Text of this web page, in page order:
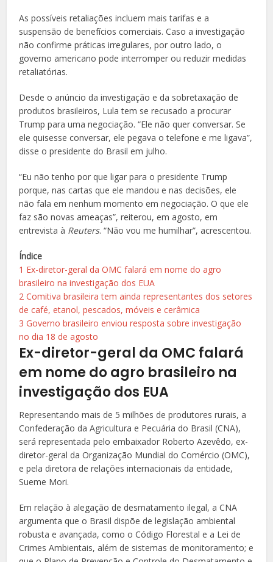
As possíveis retaliações incluem mais tarifas e a
suspensão de benefícios comerciais. Caso a investigação
não confirme práticas irregulares, por outro lado, o
governo americano pode interromper ou reduzir medidas
retaliatórias.
Desde o anúncio da investigação e da sobretaxação de
produtos brasileiros, Lula tem se recusado a procurar
Trump para uma negociação. “Ele não quer conversar. Se
ele quisesse conversar, ele pegava o telefone e me ligava”,
disse o presidente do Brasil em julho.
“Eu não tenho por que ligar para o presidente Trump
porque, nas cartas que ele mandou e nas decisões, ele
não fala em nenhum momento em negociação. O que ele
faz são novas ameaças”, reiterou, em agosto, em
entrevista à Reuters. “Não vou me humilhar”, acrescentou.
Índice
1 Ex-diretor-geral da OMC falará em nome do agro
brasileiro na investigação dos EUA
2 Comitiva brasileira tem ainda representantes dos setores
de café, etanol, pescados, móveis e cerâmica
3 Governo brasileiro enviou resposta sobre investigação
no dia 18 de agosto
Ex-diretor-geral da OMC falará
em nome do agro brasileiro na
investigação dos EUA
Representando mais de 5 milhões de produtores rurais, a
Confederação da Agricultura e Pecuária do Brasil (CNA),
será representada pelo embaixador Roberto Azevêdo, ex-
diretor-geral da Organização Mundial do Comércio (OMC),
e pela diretora de relações internacionais da entidade,
Sueme Mori.
Em relação à alegação de desmatamento ilegal, a CNA
argumenta que o Brasil dispõe de legislação ambiental
robusta e avançada, como o Código Florestal e a Lei de
Crimes Ambientais, além de sistemas de monitoramento; e